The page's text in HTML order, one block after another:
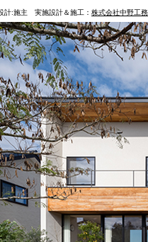
計:施主 実施設計＆施工： 株式会社中野工